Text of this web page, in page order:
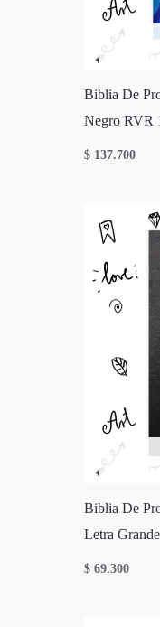
Biblia De
Negro RVR
$ 137.700
Biblia De
Letra Grande
$ 69.300